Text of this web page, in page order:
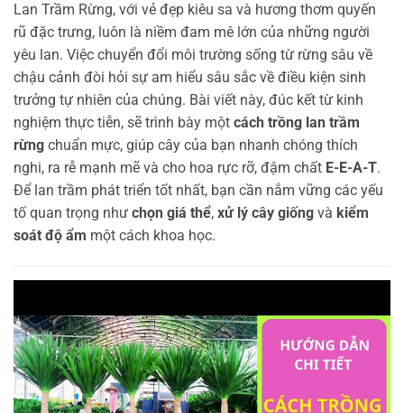
Lan Trầm Rừng, với vẻ đẹp kiêu sa và hương thơm quyến
rũ đặc trưng, luôn là niềm đam mê lớn của những người
yêu lan. Việc chuyển đổi môi trường sống từ rừng sâu về
chậu cảnh đòi hỏi sự am hiểu sâu sắc về điều kiện sinh
trưởng tự nhiên của chúng. Bài viết này, đúc kết từ kinh
nghiệm thực tiễn, sẽ trình bày một cách trồng lan trầm
rừng chuẩn mực, giúp cây của bạn nhanh chóng thích
nghi, ra rễ mạnh mẽ và cho hoa rực rỡ, đậm chất E-E-A-T.
Để lan trầm phát triển tốt nhất, bạn cần nắm vững các yếu
tố quan trọng như chọn giá thể, xử lý cây giống và kiểm
soát độ ẩm một cách khoa học.